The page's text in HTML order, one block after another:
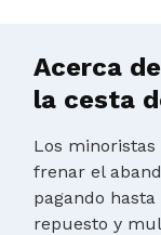
Acerca
la cesta
Los
frenar el
pagando
repuesto y